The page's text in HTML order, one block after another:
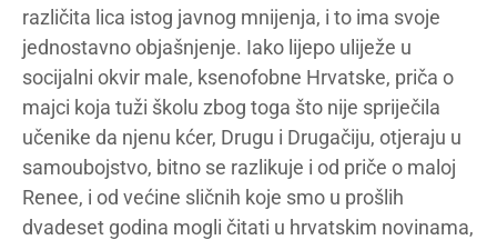
različita lica istog javnog mnijenja, i to ima svoje
jednostavno objašnjenje. Iako lijepo uliježe u
socijalni okvir male, ksenofobne Hrvatske, priča o
majci koja tuži školu zbog toga što nije spriječila
učenike da njenu kćer, Drugu i Drugačiju, otjeraju u
samoubojstvo, bitno se razlikuje i od priče o maloj
Renee, i od većine sličnih koje smo u prošlih
dvadeset godina mogli čitati u hrvatskim novinama,